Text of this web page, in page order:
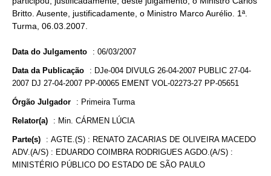
Britto. Ausente, justificadamente, o Ministro Marco Aurélio. 1ª.
Turma, 06.03.2007.
Data do Julgamento : 06/03/2007
Data da Publicação : DJe-004 DIVULG 26-04-2007 PUBLIC 27-04-
2007 DJ 27-04-2007 PP-00065 EMENT VOL-02273-27 PP-05651
Órgão Julgador : Primeira Turma
Relator(a) : Min. CÁRMEN LÚCIA
Parte(s) : AGTE.(S) : RENATO ZACARIAS DE OLIVEIRA MACEDO
ADV.(A/S) : EDUARDO COIMBRA RODRIGUES AGDO.(A/S) :
MINISTÉRIO PÚBLICO DO ESTADO DE SÃO PAULO